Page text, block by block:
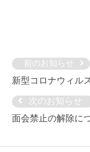
次のお知らせ
面会禁止の解除に
前のお知らせ
新型コロナウィル